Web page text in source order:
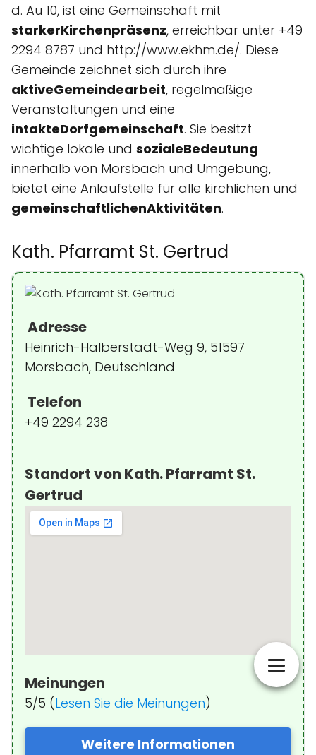
d. Au 10, ist eine Gemeinschaft mit
starkerKirchenpräsenz, erreichbar unter +49
2294 8787 und http://www.ekhm.de/. Diese
Gemeinde zeichnet sich durch ihre
aktiveGemeindearbeit, regelmäßige
Veranstaltungen und eine
intakteDorfgemeinschaft. Sie besitzt
wichtige lokale und sozialeBedeutung
innerhalb von Morsbach und Umgebung,
bietet eine Anlaufstelle für alle kirchlichen und
gemeinschaftlichenAktivitäten.
Kath. Pfarramt St. Gertrud
Adresse
Heinrich-Halberstadt-Weg 9, 51597
Morsbach, Deutschland
Telefon
+49 2294 238
Standort von Kath. Pfarramt St.
Gertrud
Meinungen
5/5 (Lesen Sie die Meinungen)
Weitere Informationen